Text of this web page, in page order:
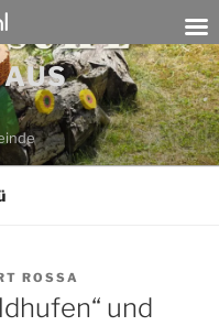
ROSSA
und